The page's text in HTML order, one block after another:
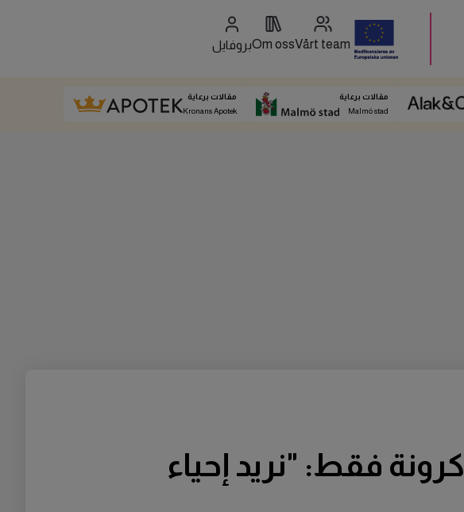
Vårt team
Om ossبروفايل
مقالات برعاية
Malmö stad
مقالات برعاية
Kronans Apotek
زوجان يشتريان منزلاً مهجوراً مقابل 1000 كرونة فقط: "نريد إحياء